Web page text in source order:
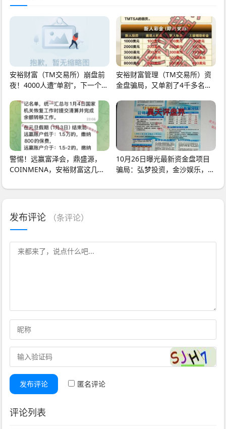
安裕财富（TM交易所）崩盘前
夜！4000人遭“单割”，下一个陷
安裕财富管理（TM交易所）资
金盘骗局，又单割了4千多名会
警惕！远赢富泽会，鼎盛源，
COINMENA，安裕财富这几个
10月26日曝光最新资金盘项目
骗局：弘梦投资，金沙娱乐，金
发布评论 （条评论）
发布评论 匿名评论
评论列表